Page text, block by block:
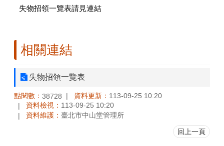
失物招領一覽表請見連結
相關連結
失物招領一覽表
點閱數： 38728 資料更新： 113-09-25 10:20
資料檢視： 113-09-25 10:20
資料維護： 臺北市中山堂管理所
回上一頁